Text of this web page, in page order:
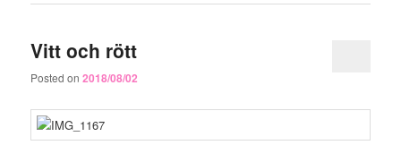
Vitt och rött
Posted on2018/08/02